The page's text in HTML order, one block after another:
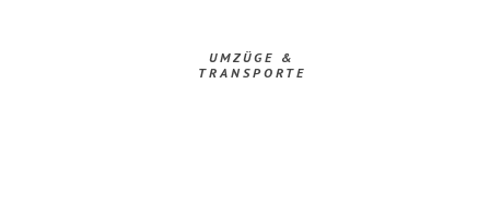
UMZÜGE &
TRANSPORTE